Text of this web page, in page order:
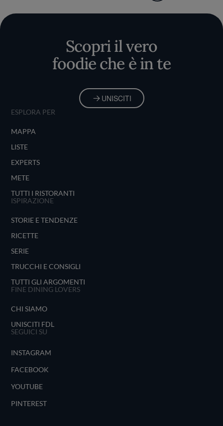
Scopri il vero
foodie che è in te
UNISCITI
ESPLORA PER
MAPPA
LISTE
EXPERTS
METE
TUTTI I RISTORANTI
ISPIRAZIONE
STORIE E TENDENZE
RICETTE
SERIE
TRUCCHI E CONSIGLI
TUTTI GLI ARGOMENTI
FINE DINING LOVERS
CHI SIAMO
UNISCITI FDL
SEGUICI SU
INSTAGRAM
FACEBOOK
YOUTUBE
PINTEREST